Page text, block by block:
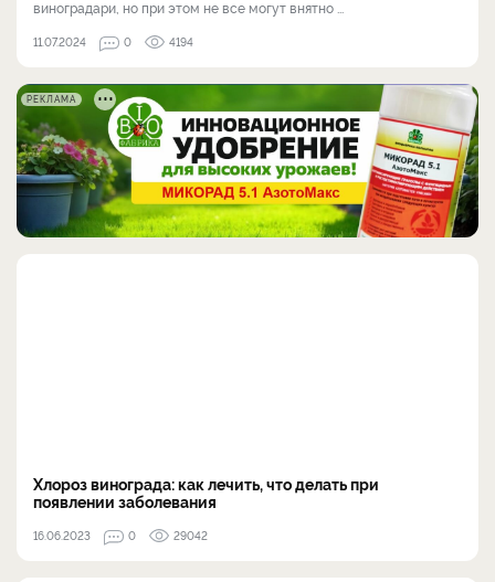
виноградари, но при этом не все могут внятно ...
11.07.2024 0 4194
РЕКЛАМА
Хлороз винограда: как лечить, что делать при
появлении заболевания
16.06.2023 0 29042